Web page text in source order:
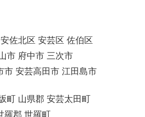
佐北区 安芸区 佐伯区
市 府中市 三次市
市 安芸高田市 江田島市
町 山県郡 安芸太田町
羅郡 世羅町